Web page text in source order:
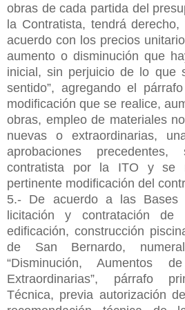
obras de cada partida del
la Contratista, tendrá
acuerdo con los precios
aumento o disminución que
inicial, sin perjuicio de lo que
sentido”, agregando el
modificación que se realice,
obras, empleo de materiales
nuevas o extraordinarias,
aprobaciones
contratista por la ITO y se
pertinente modificación del
5.- De acuerdo a las Bases
licitación y contratación
edificación, construcción
de San Bernardo,
“Disminución, Aumentos
Extraordinarias”, párrafo
Técnica, previa autorización